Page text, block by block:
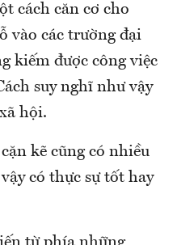
cách căn cơ cho
vào các trường đại
kiếm được công việc
suy nghĩ như vậy
hội.
kẽ cũng có nhiều
có thực sự tốt hay